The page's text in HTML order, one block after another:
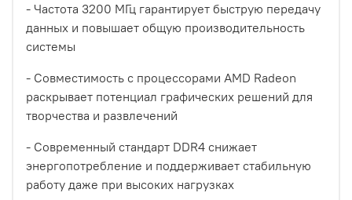
- Частота 3200 МГц гарантирует быструю передачу
данных и повышает общую производительность
системы
- Совместимость с процессорами AMD Radeon
раскрывает потенциал графических решений для
творчества и развлечений
- Современный стандарт DDR4 снижает
энергопотребление и поддерживает стабильную
работу даже при высоких нагрузках